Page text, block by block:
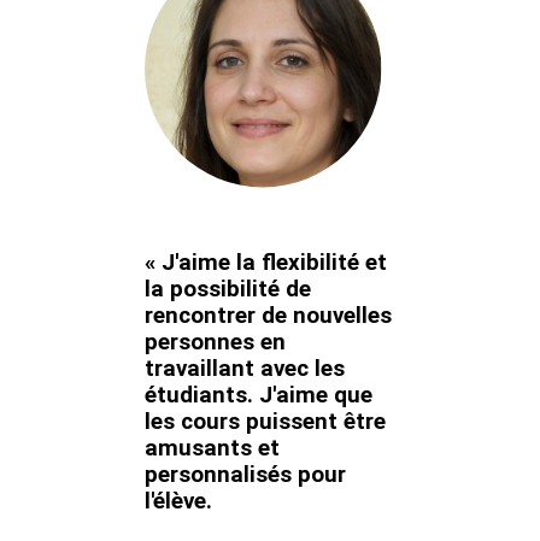
« J'aime la flexibilité et
la possibilité de
rencontrer de nouvelles
personnes en
travaillant avec les
étudiants. J'aime que
les cours puissent être
amusants et
personnalisés pour
l'élève.